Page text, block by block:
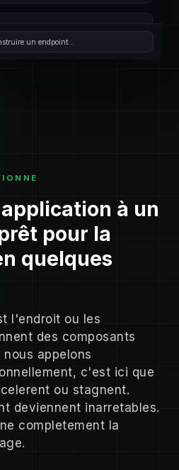
un endpoint...
à un
pour la
quelques
l'endroit ou les
des composants
appelons
c'est ici que
ou stagnent.
deviennent inarretables.
completement la